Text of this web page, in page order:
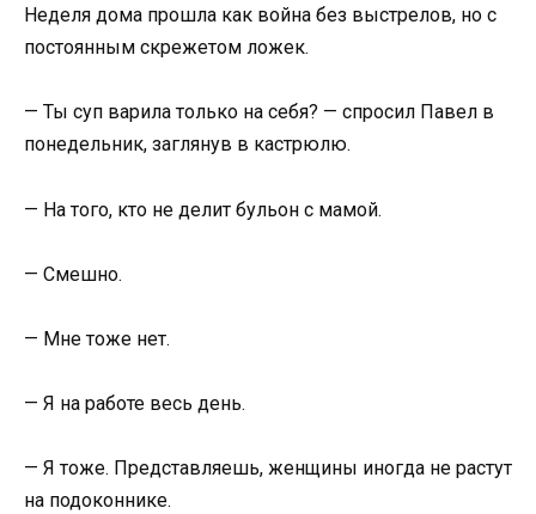
Неделя дома прошла как война без выстрелов, но с
постоянным скрежетом ложек.
— Ты суп варила только на себя? — спросил Павел в
понедельник, заглянув в кастрюлю.
— На того, кто не делит бульон с мамой.
— Смешно.
— Мне тоже нет.
— Я на работе весь день.
— Я тоже. Представляешь, женщины иногда не растут
на подоконнике.